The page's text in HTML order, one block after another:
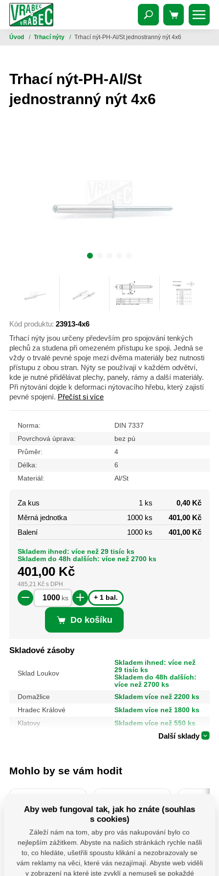
Úvod / Trhací nýty / Trhací nýt-PH-Al/St jednostranný nýt 4x6
Trhací nýt-PH-Al/St
jednostranný nýt 4x6
Kód produktu: 23913-4x6
Trhací nýty jsou určeny především pro spojování tenkých
plechů za studena při omezeném přístupu ke spoji. Jedná se
vždy o trvalé pevné spoje mezi dvěma materiály bez nutnosti
přístupu z obou stran. Nýty se používají v každém odvětví,
kde je nutné přidělávat plechy, panely, rámy a další materiály.
Při nýtování dojde k deformaci nýtovacího hřebu, který zajistí
pevné spojení. Přečíst si více
Norma:
DIN 7337
Povrchová úprava:
bez pú
Průměr:
4
Délka:
6
Materiál:
Al/St
Za kus 1 ks
0,40 Kč
Měrná jednotka
1000 ks
401,00 Kč
Balení
1000 ks 401,00 Kč
Skladem ihned: více než 29 tisíc ks
Skladem do 48h dalších: více než 2700 ks
401,00 Kč
485,21 Kčs DPH
ks + 1 bal.
Do košíku
Skladové zásoby
Sklad Loukov
Skladem ihned: více než
29 tisíc ks
Skladem do 48h dalších:
více než 2700 ks
Domažlice
Skladem více než 2200 ks
Hradec Králové
Skladem více než 1800 ks
Klatovy
Skladem více než 550 ks
Další sklady
Mohlo by se vám hodit
4740930 Sada
Šroubováků 7ks
PSS 80 ( 80x250x4)
Patka sloupku typu
106901-
řezné na
Aby web fungoval tak, jak ho znáte (souhlas
s cookies)
Záleží nám na tom, aby pro vás nakupování bylo co
nejlepším zážitkem. Abyste na našich stránkách rychle našli
to, co hledáte, ušetřili spoustu klikání a nezobrazovaly se
vám reklamy na věci, které vás nezajímají. Abyste web viděli
v zobrazení na které jste zvyklí a nemuseli se pokaždé